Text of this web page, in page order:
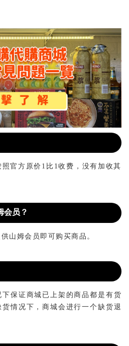
官方原价1比1收费，没有加收其
会员？
山姆会员即可购买商品。
保证商城已上架的商品都是有货
情况下，商城会进行一个缺货退